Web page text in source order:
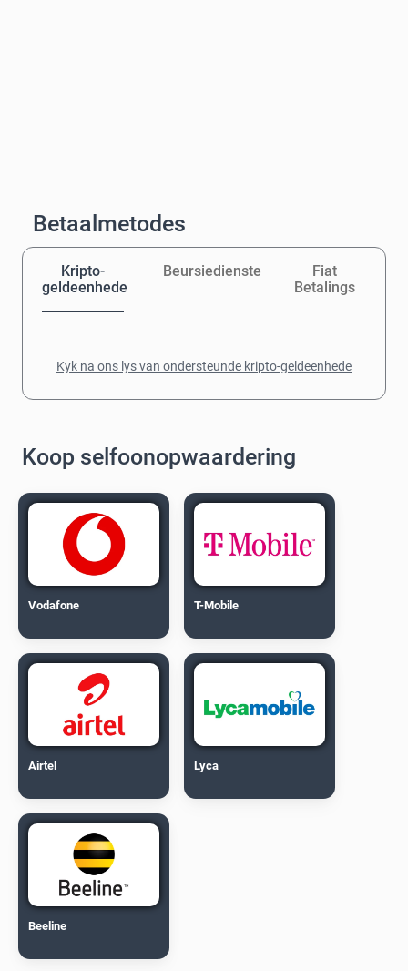
Betaalmetodes
Kripto-
geldeenhede
Beursiedienste
Fiat
Betalings
Kyk na ons lys van ondersteunde kripto-geldeenhede
Koop selfoonopwaardering
Vodafone T-Mobile
Airtel Lyca
Beeline